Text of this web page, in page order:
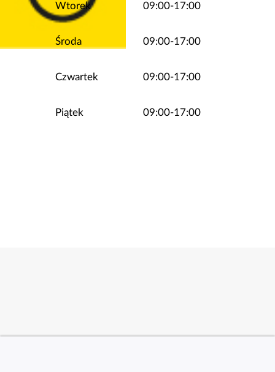
Wtorek 09:00-17:00
Środa 09:00-17:00
Czwartek 09:00-17:00
Piątek 09:00-17:00